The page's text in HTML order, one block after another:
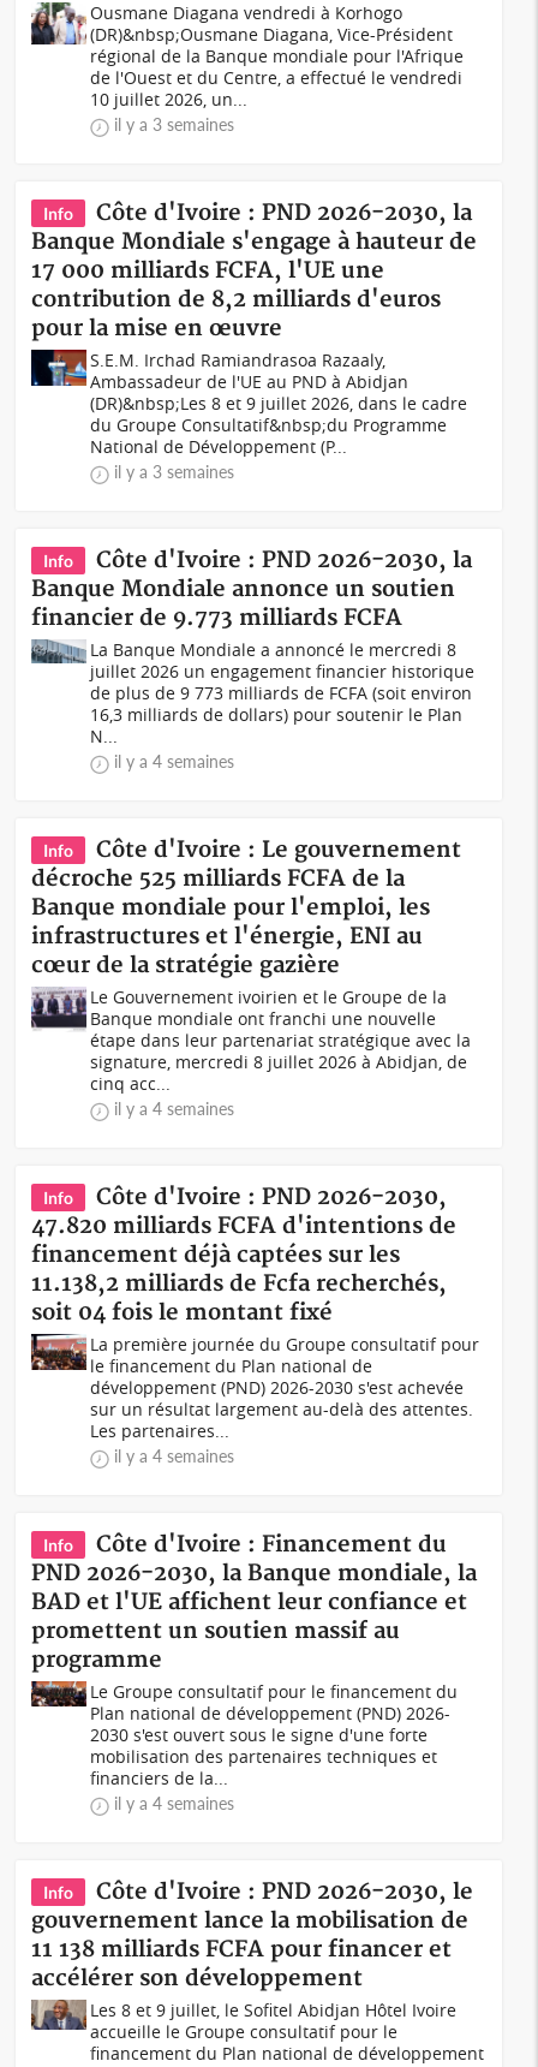
Ousmane Diagana vendredi à Korhogo
(DR)&nbsp;Ousmane Diagana, Vice-Président
régional de la Banque mondiale pour l'Afrique
de l'Ouest et du Centre, a effectué le vendredi
10 juillet 2026, un...
il y a 3 semaines
Info
Côte d'Ivoire : PND 2026-2030, la
Banque Mondiale s'engage à hauteur de
17 000 milliards FCFA, l'UE une
contribution de 8,2 milliards d'euros
pour la mise en œuvre
S.E.M. Irchad Ramiandrasoa Razaaly,
Ambassadeur de l'UE au PND à Abidjan
(DR)&nbsp;Les 8 et 9 juillet 2026, dans le cadre
du Groupe Consultatif&nbsp;du Programme
National de Développement (P...
il y a 3 semaines
Info
Côte d'Ivoire : PND 2026-2030, la
Banque Mondiale annonce un soutien
financier de 9.773 milliards FCFA
La Banque Mondiale a annoncé le mercredi 8
juillet 2026 un engagement financier historique
de plus de 9 773 milliards de FCFA (soit environ
16,3 milliards de dollars) pour soutenir le Plan
N...
il y a 4 semaines
Info
Côte d'Ivoire : Le gouvernement
décroche 525 milliards FCFA de la
Banque mondiale pour l'emploi, les
infrastructures et l'énergie, ENI au
cœur de la stratégie gazière
Le Gouvernement ivoirien et le Groupe de la
Banque mondiale ont franchi une nouvelle
étape dans leur partenariat stratégique avec la
signature, mercredi 8 juillet 2026 à Abidjan, de
cinq acc...
il y a 4 semaines
Info
Côte d'Ivoire : PND 2026-2030,
47.820 milliards FCFA d'intentions de
financement déjà captées sur les
11.138,2 milliards de Fcfa recherchés,
soit 04 fois le montant fixé
La première journée du Groupe consultatif pour
le financement du Plan national de
développement (PND) 2026-2030 s'est achevée
sur un résultat largement au-delà des attentes.
Les partenaires...
il y a 4 semaines
Info
Côte d'Ivoire : Financement du
PND 2026-2030, la Banque mondiale, la
BAD et l'UE affichent leur confiance et
promettent un soutien massif au
programme
Le Groupe consultatif pour le financement du
Plan national de développement (PND) 2026-
2030 s'est ouvert sous le signe d'une forte
mobilisation des partenaires techniques et
financiers de la...
il y a 4 semaines
Info
Côte d'Ivoire : PND 2026-2030, le
gouvernement lance la mobilisation de
11 138 milliards FCFA pour financer et
accélérer son développement
Les 8 et 9 juillet, le Sofitel Abidjan Hôtel Ivoire
accueille le Groupe consultatif pour le
financement du Plan national de développement